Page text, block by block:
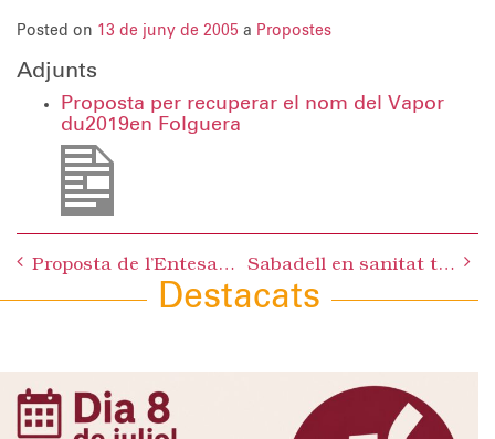
Posted on 13 de juny de 2005 a Propostes
Adjunts
Proposta per recuperar el nom del Vapor
du2019en Folguera
navigation
Proposta de l’Entesa per a la recuperació de la Masia de Can Llong Sabadell en sanitat també perd passada
Destacats